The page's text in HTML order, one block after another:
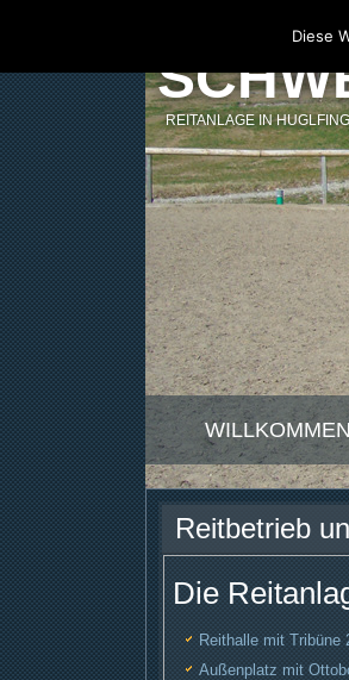
REITANLAGE IN
WILLKOMMEN
Reitbetrieb
Die
Reithalle mit Tribüne
Außenplatz mit
Diese